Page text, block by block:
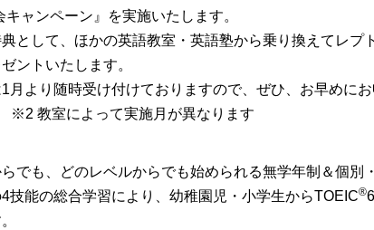
キャンペーン』を実施いたします。
として、ほかの英語教室・英語塾から乗り換えてレ
ントいたします。
月より随時受け付けておりますので、ぜひ、お早めにお
教室によって実施月が異なります
でも、どのレベルからでも始められる無学年制＆個別
4技能の総合学習により、幼稚園児・小学生からTOEIC®